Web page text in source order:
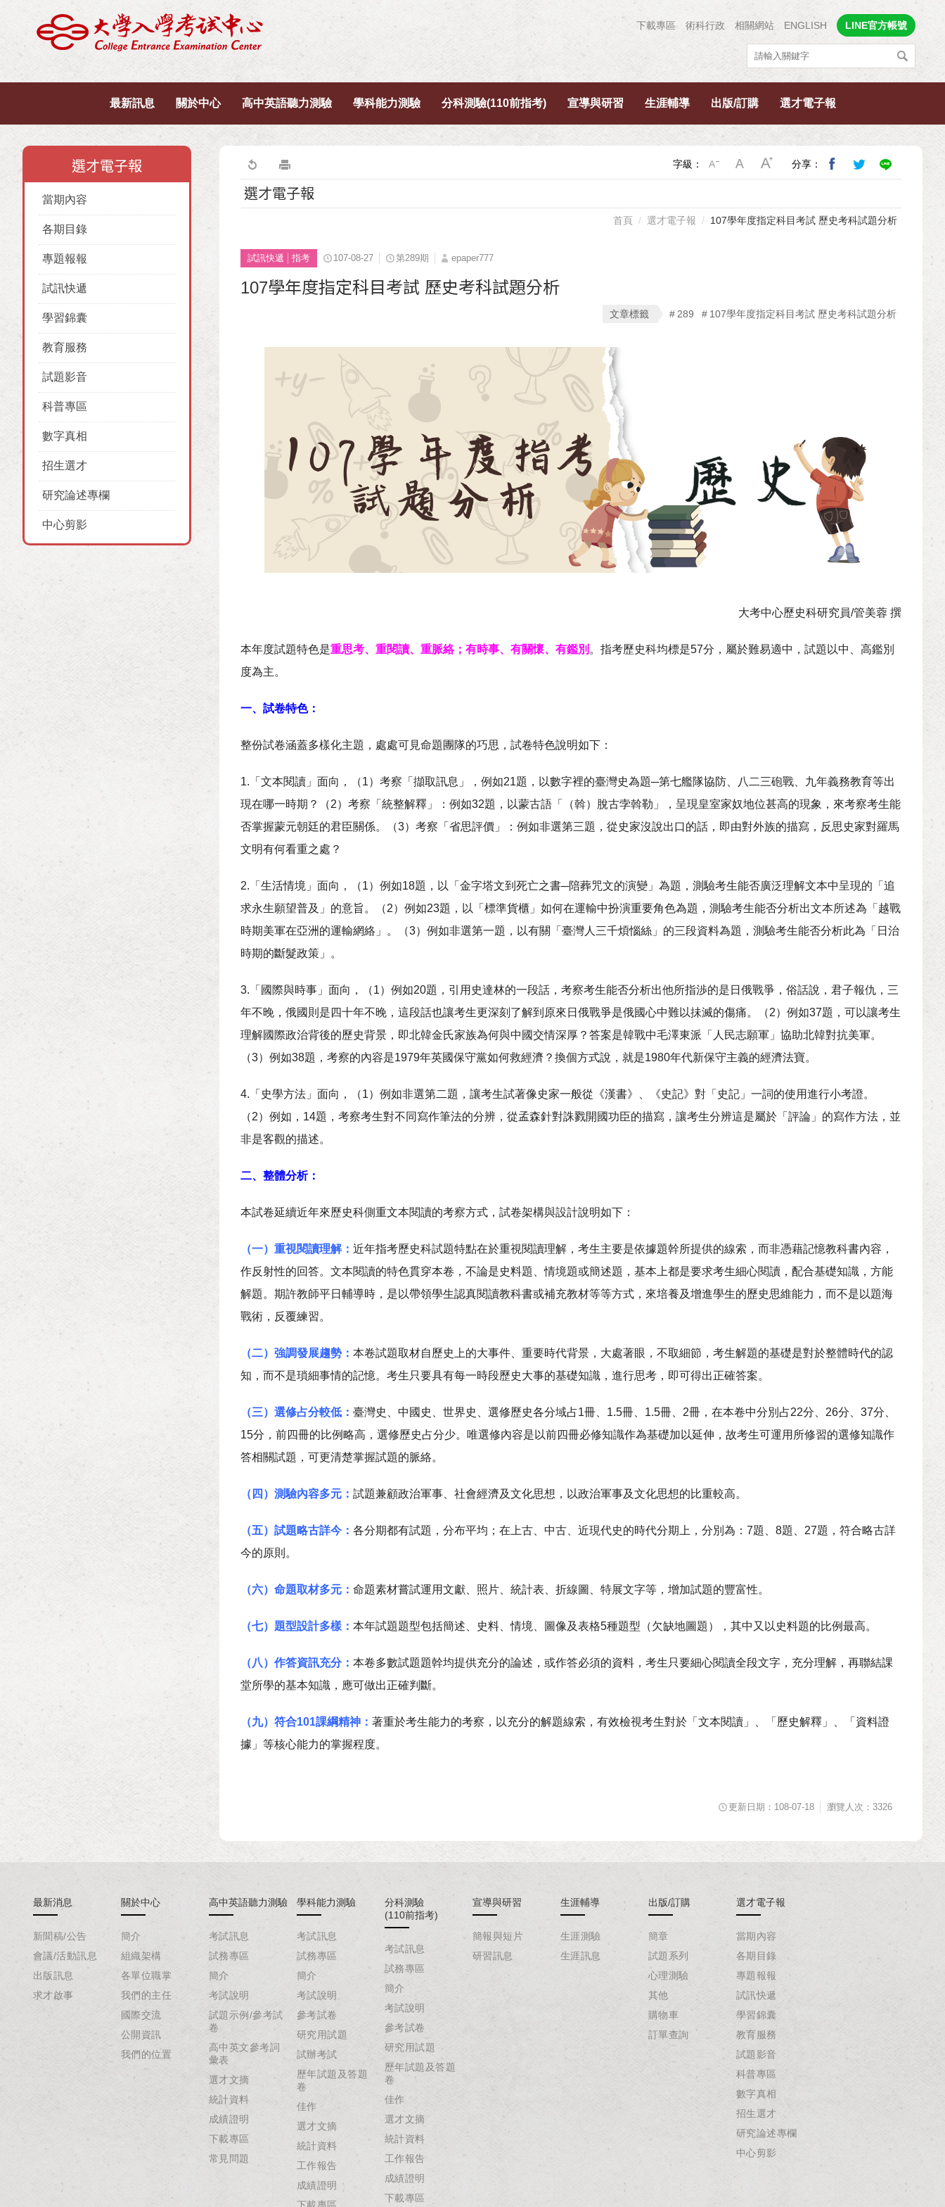
下載專區 術科行政 相關網站 ENGLISH LINE官方帳號
最新訊息 關於中心 高中英語聽力測驗 學科能力測驗 分科測驗(110前指考) 宣導與研習 生涯輔導 出版/訂購 選才電子報
選才電子報
當期內容
各期目錄
專題報報
試訊快遞
學習錦囊
教育服務
試題影音
科普專區
數字真相
招生選才
研究論述專欄
中心剪影
字級： 分享：
選才電子報
首頁 選才電子報 107學年度指定科目考試 歷史考科試題分析
試訊快遞 指考 107-08-27 第289期 epaper777
107學年度指定科目考試 歷史考科試題分析
文章標籤 289 107學年度指定科目考試 歷史考科試題分析
大考中心歷史科研究員/管美蓉 撰
本年度試題特色是重思考、重閱讀、重脈絡；有時事、有關懷、有鑑別 。指考歷史科均標是57分，屬於難易適中，試題以中、高鑑別
度為主。
一、試卷特色：
整份試卷涵蓋多樣化主題，處處可見命題團隊的巧思，試卷特色說明如下：
1.「文本閱讀」面向，（1）考察「擷取訊息」，例如21題，以數字裡的臺灣史為題─第七艦隊協防、八二三砲戰、九年義務教育等出
現在哪一時期？（2）考察「統整解釋」：例如32題，以蒙古語「（斡）脫古孛斡勒」，呈現皇室家奴地位甚高的現象，來考察考生能
否掌握蒙元朝廷的君臣關係。（3）考察「省思評價」：例如非選第三題，從史家沒說出口的話，即由對外族的描寫，反思史家對羅馬
文明有何看重之處？
2.「生活情境」面向，（1）例如18題，以「金字塔文到死亡之書─陪葬咒文的演變」為題，測驗考生能否廣泛理解文本中呈現的「追
求永生願望普及」的意旨。（2）例如23題，以「標準貨櫃」如何在運輸中扮演重要角色為題，測驗考生能否分析出文本所述為「越戰
時期美軍在亞洲的運輸網絡」。（3）例如非選第一題，以有關「臺灣人三千煩惱絲」的三段資料為題，測驗考生能否分析此為「日治
時期的斷髮政策」。
3.「國際與時事」面向，（1）例如20題，引用史達林的一段話，考察考生能否分析出他所指渉的是日俄戰爭，俗話說，君子報仇，三
年不晚，俄國則是四十年不晚，這段話也讓考生更深刻了解到原來日俄戰爭是俄國心中難以抺滅的傷痛。（2）例如37題，可以讓考生
理解國際政治背後的歷史背景，即北韓金氏家族為何與中國交情深厚？答案是韓戰中毛澤東派「人民志願軍」協助北韓對抗美軍。
（3）例如38題，考察的內容是1979年英國保守黨如何救經濟？換個方式說，就是1980年代新保守主義的經濟法寶。
4.「史學方法」面向，（1）例如非選第二題，讓考生試著像史家一般從《漢書》、《史記》對「史記」一詞的使用進行小考證。
（2）例如，14題，考察考生對不同寫作筆法的分辨，從孟森針對誅戮開國功臣的描寫，讓考生分辨這是屬於「評論」的寫作方法，並
非是客觀的描述。
二、整體分析：
本試卷延續近年來歷史科側重文本閱讀的考察方式，試卷架構與設計說明如下：
（一）重視閱讀理解： 近年指考歷史科試題特點在於重視閱讀理解，考生主要是依據題幹所提供的線索，而非憑藉記憶教科書內容，
作反射性的回答。文本閱讀的特色貫穿本卷，不論是史料題、情境題或簡述題，基本上都是要求考生細心閱讀，配合基礎知識，方能
解題。期許教師平日輔導時，是以帶領學生認真閱讀教科書或補充教材等等方式，來培養及增進學生的歷史思維能力，而不是以題海
戰術，反覆練習。
（二）強調發展趨勢： 本卷試題取材自歷史上的大事件、重要時代背景，大處著眼，不取細節，考生解題的基礎是對於整體時代的認
知，而不是瑣細事情的記憶。考生只要具有每一時段歷史大事的基礎知識，進行思考，即可得出正確答案。
（三）選修占分較低： 臺灣史、中國史、世界史、選修歷史各分域占1冊、1.5冊、1.5冊、2冊，在本卷中分別占22分、26分、37分、
15分，前四冊的比例略高，選修歷史占分少。唯選修內容是以前四冊必修知識作為基礎加以延伸，故考生可運用所修習的選修知識作
答相關試題，可更清楚掌握試題的脈絡。
（四）測驗內容多元： 試題兼顧政治軍事、社會經濟及文化思想，以政治軍事及文化思想的比重較高。
（五）試題略古詳今： 各分期都有試題，分布平均；在上古、中古、近現代史的時代分期上，分別為：7題、8題、27題，符合略古詳
今的原則。
（六）命題取材多元： 命題素材嘗試運用文獻、照片、統計表、折線圖、特展文字等，增加試題的豐富性。
（七）題型設計多樣： 本年試題題型包括簡述、史料、情境、圖像及表格5種題型（欠缺地圖題），其中又以史料題的比例最高。
（八）作答資訊充分： 本卷多數試題題幹均提供充分的論述，或作答必須的資料，考生只要細心閱讀全段文字，充分理解，再聯結課
堂所學的基本知識，應可做出正確判斷。
（九）符合101課綱精神： 著重於考生能力的考察，以充分的解題線索，有效檢視考生對於「文本閱讀」、「歷史解釋」、「資料證
據」等核心能力的掌握程度。
更新日期：108-07-18 瀏覽人次：3326
最新消息
新聞稿/公告
會議/活動訊息
出版訊息
求才啟事
關於中心
簡介
組織架構
各單位職掌
我們的主任
國際交流
公開資訊
我們的位置
高中英語聽力測驗
考試訊息
試務專區
簡介
考試說明
試題示例/參考試
卷
高中英文參考詞
彙表
選才文摘
統計資料
成績證明
下載專區
常見問題
學科能力測驗
考試訊息
試務專區
簡介
考試說明
參考試卷
研究用試題
試辦考試
歷年試題及答題
卷
佳作
選才文摘
統計資料
工作報告
成績證明
分科測驗
(110前指考)
考試訊息
試務專區
簡介
考試說明
參考試卷
研究用試題
歷年試題及答題
卷
佳作
選才文摘
統計資料
工作報告
成績證明
下載專區
宣導與研習
簡報與短片
研習訊息
生涯輔導
生涯測驗
生涯訊息
出版/訂購
簡章
試題系列
心理測驗
其他
購物車
訂單查詢
選才電子報
當期內容
各期目錄
專題報報
試訊快遞
學習錦囊
教育服務
試題影音
科普專區
數字真相
招生選才
研究論述專欄
中心剪影